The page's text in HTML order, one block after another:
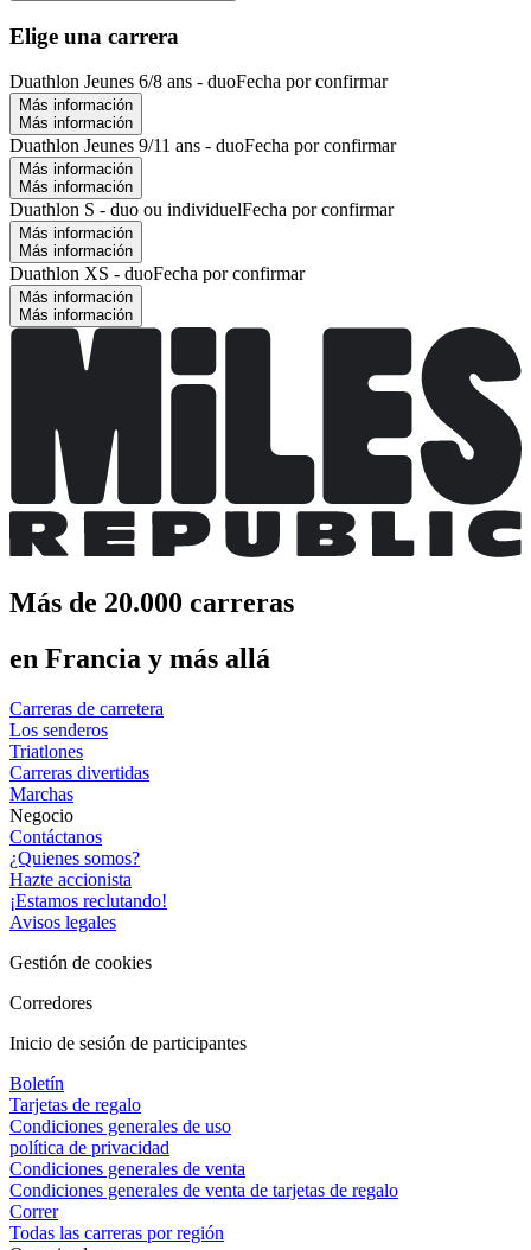
Elige una carrera
Duathlon Jeunes 6/8 ans - duoFecha por confirmar
Más información
Más información
Duathlon Jeunes 9/11 ans - duoFecha por confirmar
Más información
Más información
Duathlon S - duo ou individuelFecha por confirmar
Más información
Más información
Duathlon XS - duoFecha por confirmar
Más información
Más información
Más de 20.000 carreras
en Francia y más allá
Carreras de carretera
Los senderos
Triatlones
Carreras divertidas
Marchas
Negocio
Contáctanos
¿Quienes somos?
Hazte accionista
¡Estamos reclutando!
Avisos legales
Gestión de cookies
Corredores
Inicio de sesión de participantes
Boletín
Tarjetas de regalo
Condiciones generales de uso
política de privacidad
Condiciones generales de venta
Condiciones generales de venta de tarjetas de regalo
Correr
Todas las carreras por región